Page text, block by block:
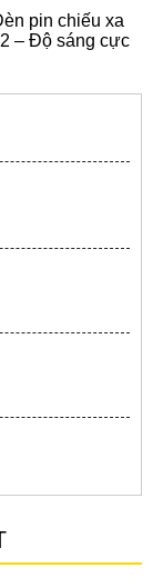
pin chiếu xa
– Độ sáng cực